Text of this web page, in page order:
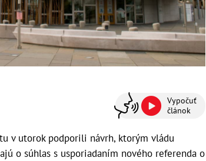
Vypočuť
článok
v utorok podporili návrh, ktorým vládu
o súhlas s usporiadaním nového referenda o